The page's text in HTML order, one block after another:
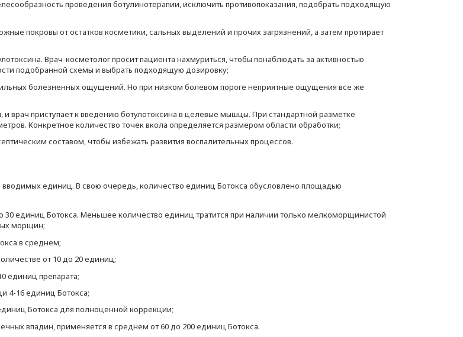
проведения ботулинотерапии, исключить противопоказания, подобрать подходящую
покровы от остатков косметики, сальных выделений и прочих загрязнений, а затем протирает
Врач-косметолог просит пациента нахмуриться, чтобы понаблюдать за активностью
подобранной схемы и выбрать подходящую дозировку;
болезненных ощущений. Но при низком болевом пороге неприятные ощущения все же
врач приступает к введению ботулотоксина в целевые мышцы. При стандартной разметке
Конкретное количество точек вкола определяется размером области обработки;
составом, чтобы избежать развития воспалительных процессов.
единиц. В свою очередь, количество единиц Ботокса обусловлено площадью
единиц Ботокса. Меньшее количество единиц тратится при наличии только мелкоморщинистой
морщин;
в среднем;
от 10 до 20 единиц;
единиц препарата;
4-16 единиц Ботокса;
Ботокса для полноценной коррекции;
впадин, применяется в среднем от 60 до 200 единиц Ботокса.